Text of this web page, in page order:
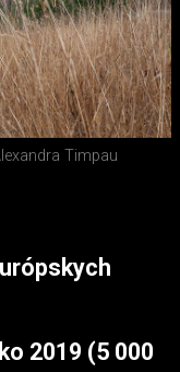
Timpau
2019 (5 000